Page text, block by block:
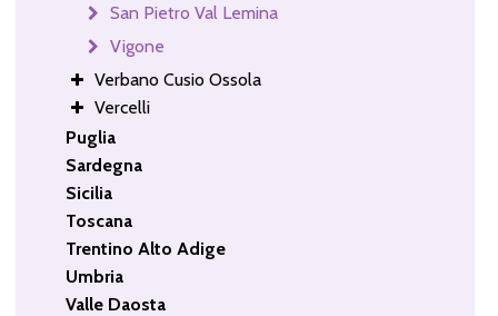
San Pietro Val Lemina
Vigone
Verbano Cusio Ossola
Vercelli
Puglia
Sardegna
Sicilia
Toscana
Trentino Alto Adige
Umbria
Valle Daosta